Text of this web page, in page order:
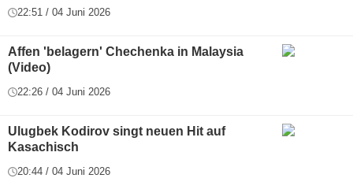
22:51 / 04 Juni 2026
Affen 'belagern' Chechenka in Malaysia
(Video)
22:26 / 04 Juni 2026
Ulugbek Kodirov singt neuen Hit auf
Kasachisch
20:44 / 04 Juni 2026